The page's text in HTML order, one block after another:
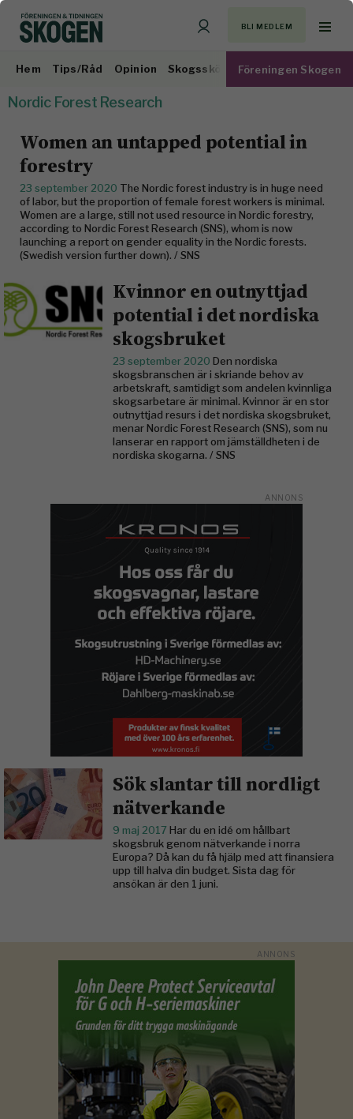
BLI MEDLEM
Hem Tips/Råd Opinion Skogsskötsel Virkesmarknad
Föreningen Skogen
Nordic Forest Research
Women an untapped potential in
forestry
23 september 2020 The Nordic forest industry is in huge need
of labor, but the proportion of female forest workers is minimal.
Women are a large, still not used resource in Nordic forestry,
according to Nordic Forest Research (SNS), whom is now
launching a report on gender equality in the Nordic forests.
(Swedish version further down). / SNS
Kvinnor en outnyttjad
potential ​i det nordiska
skogsbruket
23 september 2020 Den nordiska
skogsbranschen är i skriande behov av
arbetskraft, samtidigt som andelen kvinnliga
skogsarbetare är minimal. Kvinnor är en stor
outnyttjad resurs i det nordiska skogsbruket,
menar Nordic Forest Research (SNS), som nu
lanserar en rapport om jämställdheten i de
nordiska skogarna​. / SNS
Sök slantar till nordligt
nätverkande
9 maj 2017 Har du en idé om hållbart
skogsbruk genom nätverkande i norra
Europa? Då kan du få hjälp med att finansiera
upp till halva din budget. Sista dag för
ansökan är den 1 juni.